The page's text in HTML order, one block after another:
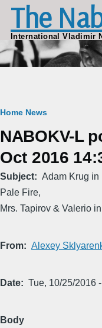
Skip to main content
The
International Vladimir
Breadcrumb
Home News
NABOKV-L
Oct 2016
Subject
Adam Krug in
Pale Fire,
Mrs. Tapirov & Valerio
From Alexey
Date Tue, 10/25/2016
Body